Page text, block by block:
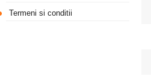
Termeni si conditii